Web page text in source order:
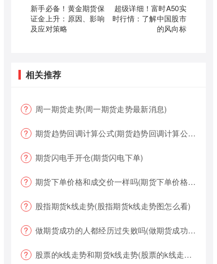
新手必备！黄金期货保
证金上升：原因、影响
及应对策略
超级详细！富时A50实
时行情：了解中国股市
的风向标
相关推荐
周一期货走势(周一期货走势最新消息)
期货趋势回调计算公式(期货趋势回调计算公式是什么)
期货闪电手开仓(期货闪电下单)
期货下单价格和成交价一样吗(期货下单价格哪个好?)
股指期货k线走势(股指期货k线走势图怎么看)
做期货成功的人都经历过失败吗(做期货成功的人都经历过失败吗为什么)
股票的k线走势和期货k线走势(股票的k线走势和期货k线走势一样吗)